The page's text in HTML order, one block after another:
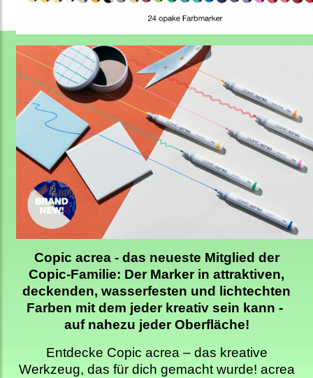
Copic acrea - das neueste Mitglied der
Copic-Familie: Der Marker in attraktiven,
deckenden, wasserfesten und lichtechten
Farben mit dem jeder kreativ sein kann -
auf nahezu jeder Oberfläche!
Entdecke Copic acrea – das kreative
Werkzeug, das für dich gemacht wurde! acrea